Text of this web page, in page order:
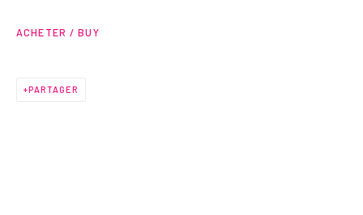
France
contact@henrichartier.com
ACHETER / BUY
PARTAGER